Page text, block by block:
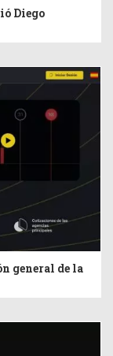
Diego
general de la